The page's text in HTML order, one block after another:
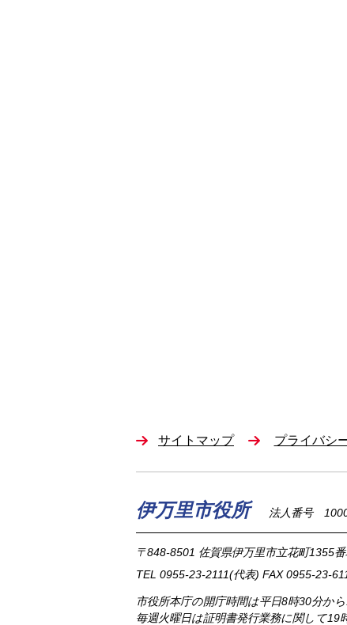
サイトマップ プライバシ
伊万里市役所 法人番号
〒848-8501 佐賀県伊万里市立花町1355番
TEL 0955-23-2111(代表) FAX 0955-23-
市役所本庁の開庁時間は平日8時30分か
毎週火曜日は証明書発行業務に関して